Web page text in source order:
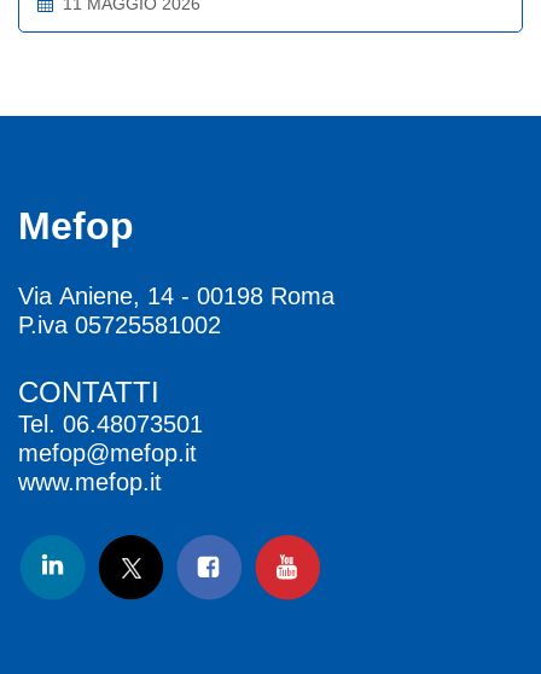
11 MAGGIO 2026
Mefop
Via Aniene, 14 - 00198 Roma
P.iva 05725581002
CONTATTI
Tel. 06.48073501
mefop@mefop.it
www.mefop.it